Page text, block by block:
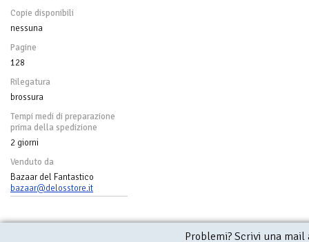
Copie disponibili
nessuna
Pagine
128
Rilegatura
brossura
Tempi medi di preparazione
prima della spedizione
2 giorni
Venduto da
Bazaar del Fantastico
bazaar@delosstore.it
Problemi? Scrivi una